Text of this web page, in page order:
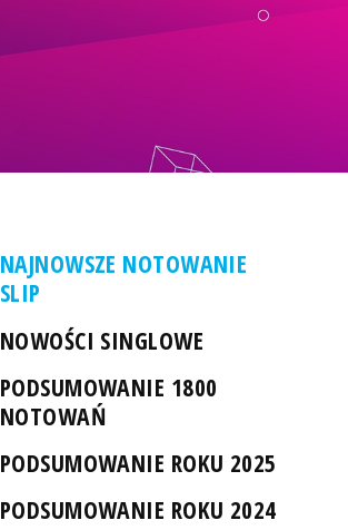
NAJNOWSZE NOTOWANIE
SLIP
NOWOŚCI SINGLOWE
PODSUMOWANIE 1800
NOTOWAŃ
PODSUMOWANIE ROKU 2025
PODSUMOWANIE ROKU 2024